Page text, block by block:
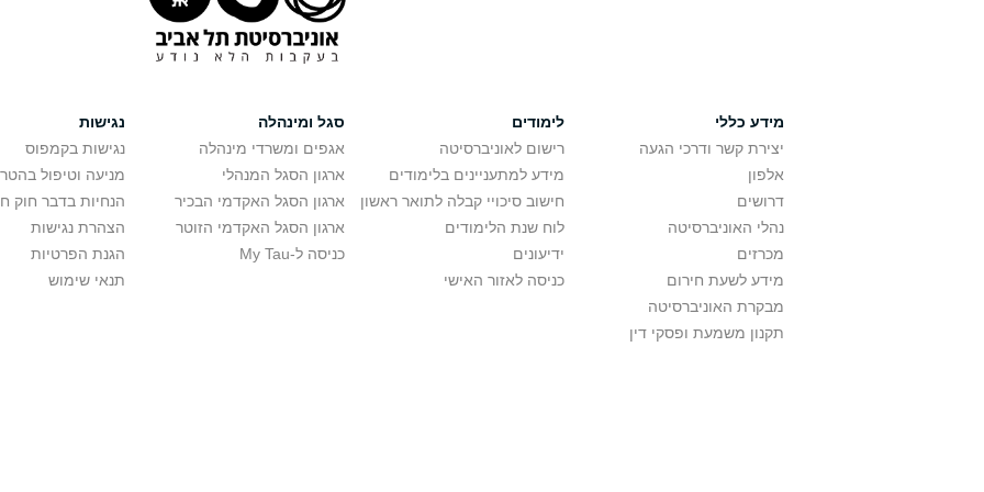
מידע כללי
יצירת קשר ודרכי הגעה
אלפון
דרושים
נהלי האוניברסיטה
מכרזים
מידע לשעת חירום
מבקרת האוניברסיטה
תקנון משמעת ופסקי דין
לימודים
רישום לאוניברסיטה
מידע למתעניינים בלימודים
חישוב סיכויי קבלה לתואר ראשון
לוח שנת הלימודים
ידיעונים
כניסה לאזור האישי
סגל ומינהלה
אגפים ומשרדי מינהלה
ארגון הסגל המנהלי
ארגון הסגל האקדמי הבכיר
ארגון הסגל האקדמי הזוטר
כניסה ל-My Tau
נגישות
נגישות בקמפוס
מניעה וטיפול
הנחיות בדבר חוק
הצהרת נגישות
הגנת הפרטיות
תנאי שימוש